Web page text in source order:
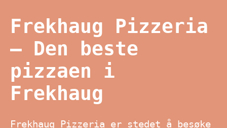
Frekhaug Pizzeria
– Den beste
pizzaen i
Frekhaug
Frekhaug Pizzeria er stedet å besøke